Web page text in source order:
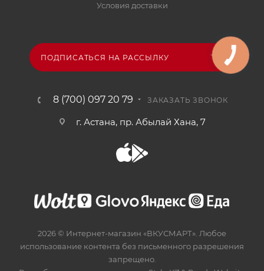
Условия доставки
ПОДПИСАТЬСЯ НА РАССЫЛКУ
8 (700) 097 20 79 ЗАКАЗАТЬ ЗВОНОК
г. Астана, пр. Абылай Хана, 7
2026 © Интернет-магазин «ВКУСМАРТ». Любое
использование контента без письменного разрешения
запрещено.